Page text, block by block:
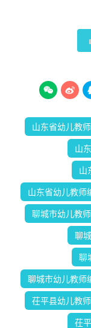
 
山东省幼儿教
山
山
山东省幼儿教师
聊城市幼儿教
聊
聊
聊城市幼儿教师
茌平县幼儿教
茌